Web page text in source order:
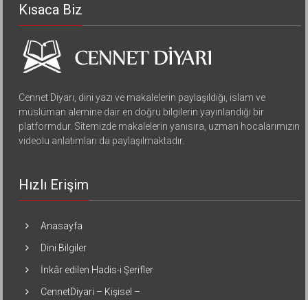
Kısaca Biz
Cennet Diyarı, dini yazı ve makalelerin paylaşıldığı, islam ve
müslüman alemine dair en doğru bilgilerin yayınlandığı bir
platformdur. Sitemizde makalelerin yanısıra, uzman hocalarımızın
videolu anlatımları da paylaşılmaktadır.
Hızlı Erişim
Anasayfa
Dini Bilgiler
İnkâr edilen Hadis-i Şerifler
CennetDiyari – Kişisel –